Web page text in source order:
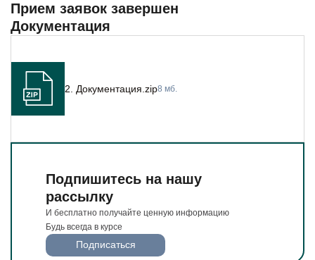
Прием заявок завершен
Документация
2. Документация.zip8 мб.
Подпишитесь на нашу
рассылку
И бесплатно получайте ценную информацию
Будь всегда в курсе
Подписаться